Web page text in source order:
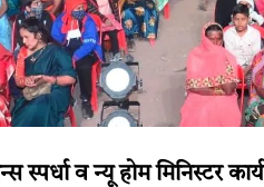
स्पर्धा व न्यू होम मिनिस्टर